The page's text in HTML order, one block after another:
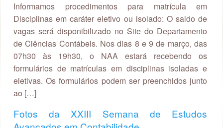
Informamos procedimentos para matrícula em
Disciplinas em caráter eletivo ou isolado: O saldo de
vagas será disponibilizado no Site do Departamento
de Ciências Contábeis. Nos dias 8 e 9 de março, das
07h30 às 19h30, o NAA estará recebendo os
formulários de matrículas em disciplinas isoladas e
eletivas. Os formulários podem ser preenchidos junto
ao […]
Fotos da XXIII Semana de Estudos